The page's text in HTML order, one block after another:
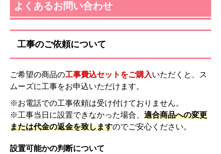
よくあるお問い合わせ
工事のご依頼について
ご希望の商品の工事費込セットをご購入いただくと、ス
ムーズに工事をお申込いただけます。
※お電話での工事依頼は受け付けておりません。
※工事当日に設置できなかった場合、 適合商品への変更
または代金の返金を致しますのでご安心ください。
設置可能かの判断について